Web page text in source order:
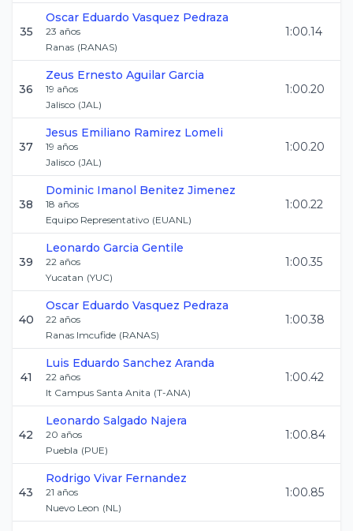
35
Oscar Eduardo Vasquez Pedraza
23 años
Ranas (RANAS)
1:00.14
36
Zeus Ernesto Aguilar Garcia
19 años
Jalisco (JAL)
1:00.20
37
Jesus Emiliano Ramirez Lomeli
19 años
Jalisco (JAL)
1:00.20
38
Dominic Imanol Benitez Jimenez
18 años
Equipo Representativo (EUANL)
1:00.22
39
Leonardo Garcia Gentile
22 años
Yucatan (YUC)
1:00.35
40
Oscar Eduardo Vasquez Pedraza
22 años
Ranas Imcufide (RANAS)
1:00.38
41
Luis Eduardo Sanchez Aranda
22 años
It Campus Santa Anita (T-ANA)
1:00.42
42
Leonardo Salgado Najera
20 años
Puebla (PUE)
1:00.84
43
Rodrigo Vivar Fernandez
21 años
Nuevo Leon (NL)
1:00.85